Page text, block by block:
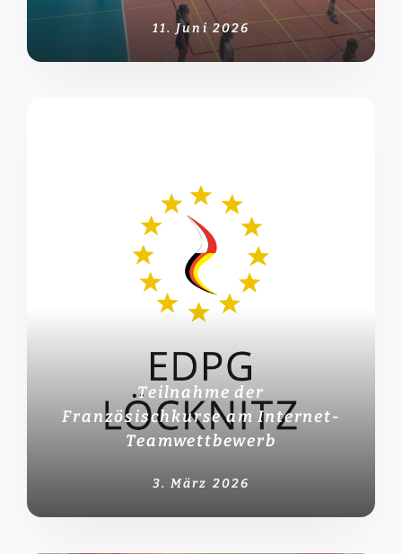
11. Juni 2026
Teilnahme der
Französischkurse am Internet-
Teamwettbewerb
3. März 2026